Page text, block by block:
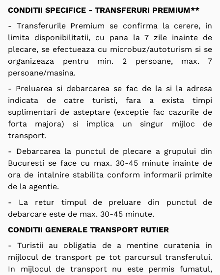
CONDITII SPECIFICE - TRANSFERURI PREMIUM**
- Transferurile Premium se confirma la cerere, in
limita disponibilitatii, cu pana la 7 zile inainte de
plecare, se efectueaza cu microbuz/autoturism si se
organizeaza pentru min. 2 persoane, max. 7
persoane/masina.
- Preluarea si debarcarea se fac de la si la adresa
indicata de catre turisti, fara a exista timpi
suplimentari de asteptare (exceptie fac cazurile de
forta majora) si implica un singur mijloc de
transport.
- Debarcarea la punctul de plecare a grupului din
Bucuresti se face cu max. 30-45 minute inainte de
ora de intalnire stabilita conform informarii primite
de la agentie.
- La retur timpul de preluare din punctul de
debarcare este de max. 30-45 minute.
CONDITII GENERALE TRANSPORT RUTIER
- Turistii au obligatia de a mentine curatenia in
mijlocul de transport pe tot parcursul transferului.
In mijlocul de transport nu este permis fumatul,